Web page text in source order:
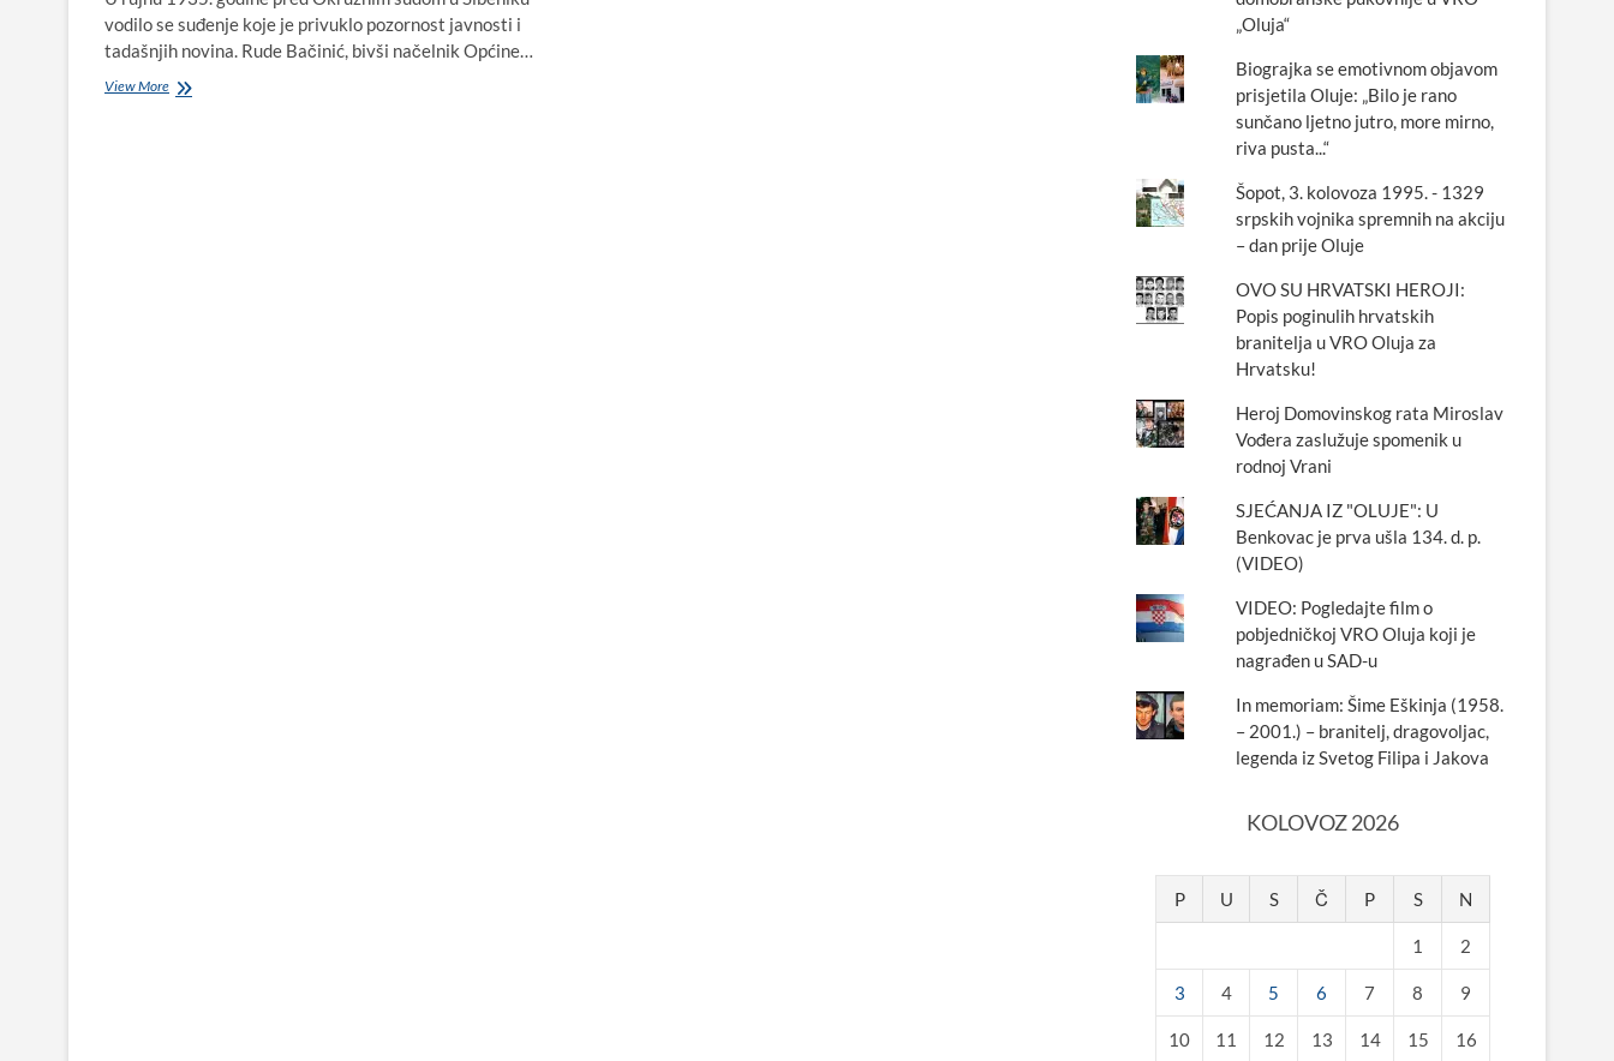
vodilo se suđenje koje je privuklo pozornost javnosti i
tadašnjih novina. Rude Bačinić, bivši načelnik Općine…
View MoreVreća
„Oluja“
Biograjka se emotivnom objavom
prisjetila Oluje: „Bilo je rano
sunčano ljetno jutro, more mirno,
riva pusta...“
Šopot, 3. kolovoza 1995. - 1329
srpskih vojnika spremnih na akciju
– dan prije Oluje
OVO SU HRVATSKI HEROJI:
Popis poginulih hrvatskih
branitelja u VRO Oluja za
Hrvatsku!
Heroj Domovinskog rata Miroslav
Vođera zaslužuje spomenik u
rodnoj Vrani
SJEĆANJA IZ "OLUJE": U
Benkovac je prva ušla 134. d. p.
(VIDEO)
VIDEO: Pogledajte film o
pobjedničkoj VRO Oluja koji je
nagrađen u SAD-u
In memoriam: Šime Eškinja (1958.
– 2001.) – branitelj, dragovoljac,
legenda iz Svetog Filipa i Jakova
KOLOVOZ 2026
P U S Č P S N
1 2
3 4 5 6 7 8 9
10 11 12 13 14 15 16